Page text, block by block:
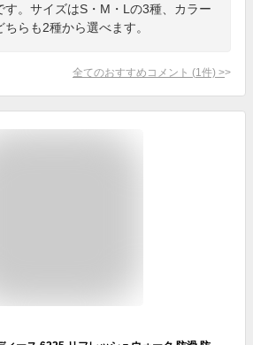
す。サイズはS・M・Lの3種、カラー
らも2種から選べます。
全てのおすすめコメント (1 件) >